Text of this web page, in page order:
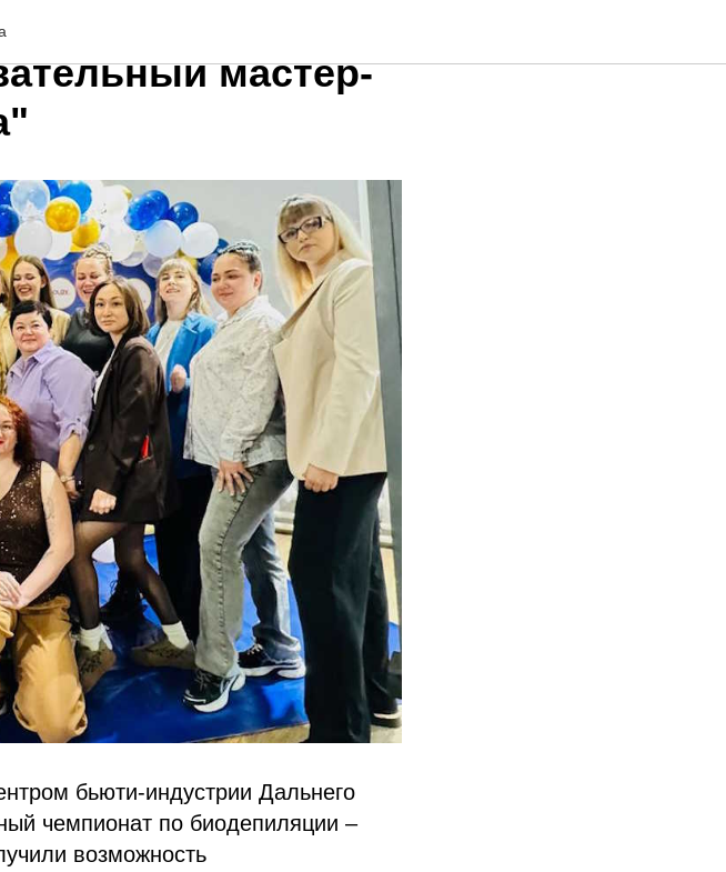
Наталья
мастер-
бьюти-индустрии Дальнего
чемпионат по биодепиляции –
возможность